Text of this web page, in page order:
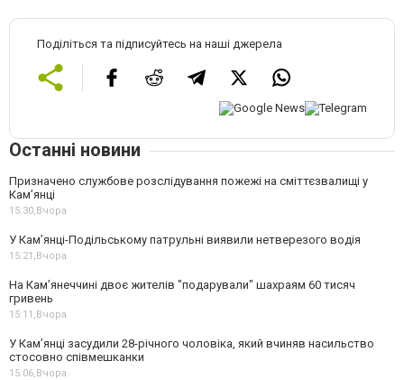
Поділіться та підписуйтесь на наші джерела
Останні новини
Призначено службове розслідування пожежі на сміттєзвалищі у
Кам’янці
15:30,Вчора
У Кам’янці-Подільському патрульні виявили нетверезого водія
15:21,Вчора
На Камʼянеччині двоє жителів "подарували" шахраям 60 тисяч
гривень
15:11,Вчора
У Камʼянці засудили 28-річного чоловіка, який вчиняв насильство
стосовно співмешканки
15:06,Вчора